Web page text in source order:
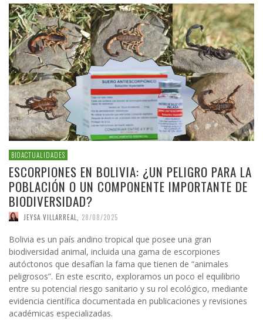
BIOACTUALIDADES
ESCORPIONES EN BOLIVIA: ¿UN PELIGRO PARA LA
POBLACIÓN O UN COMPONENTE IMPORTANTE DE
BIODIVERSIDAD?
JEYSA VILLARREAL 28/08/2025
Bolivia es un país andino tropical que posee una gran
biodiversidad animal, incluida una gama de escorpiones
autóctonos que desafían la fama que tienen de “animales
peligrosos”. En este escrito, exploramos un poco el equilibrio
entre su potencial riesgo sanitario y su rol ecológico, mediante
evidencia científica documentada en publicaciones y revisiones
académicas especializadas.